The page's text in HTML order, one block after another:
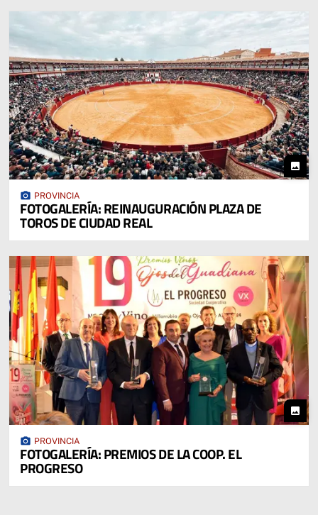
photo
photo_camera PROVINCIA
FOTOGALERÍA: REINAUGURACIÓN PLAZA DE
TOROS DE CIUDAD REAL
photo
photo_camera PROVINCIA
FOTOGALERÍA: PREMIOS DE LA COOP. EL
PROGRESO